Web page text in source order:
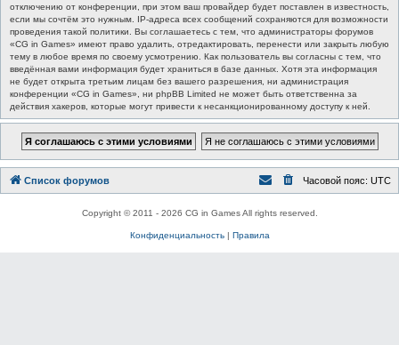
отключению от конференции, при этом ваш провайдер будет поставлен в известность,
если мы сочтём это нужным. IP-адреса всех сообщений сохраняются для возможности
проведения такой политики. Вы соглашаетесь с тем, что администраторы форумов
«CG in Games» имеют право удалить, отредактировать, перенести или закрыть любую
тему в любое время по своему усмотрению. Как пользователь вы согласны с тем, что
введённая вами информация будет храниться в базе данных. Хотя эта информация
не будет открыта третьим лицам без вашего разрешения, ни администрация
конференции «CG in Games», ни phpBB Limited не может быть ответственна за
действия хакеров, которые могут привести к несанкционированному доступу к ней.
Список форумов Часовой пояс: UTC
Copyright © 2011 - 2026 CG in Games All rights reserved.
Конфиденциальность| Правила